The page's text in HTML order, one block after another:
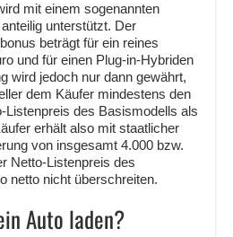
mit einem sogenannten
unterstützt. Der
beträgt für ein reines
und für einen Plug-in-Hybriden
wird jedoch nur dann gewährt,
dem Käufer mindestens den
Listenpreis des Basismodells als
erhält also mit staatlicher
von insgesamt 4.000 bzw.
Netto-Listenpreis des
netto nicht überschreiten.
Auto laden?